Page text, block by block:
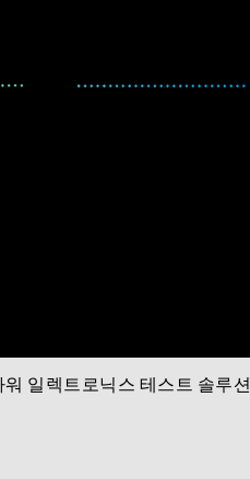
워 일렉트로닉스 테스트 솔루션